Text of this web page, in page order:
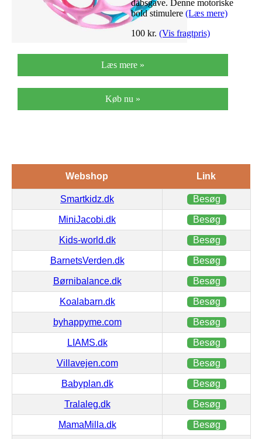
dåbsgave. Denne motoriske
bold stimulere (Læs mere)
100 kr. (Vis fragtpris)
Læs mere »
Køb nu »
Webshop Link
Smartkidz.dk Besøg
MiniJacobi.dk Besøg
Kids-world.dk Besøg
BarnetsVerden.dk Besøg
Børnibalance.dk Besøg
Koalabarn.dk Besøg
byhappyme.com Besøg
LIAMS.dk Besøg
Villavejen.com Besøg
Babyplan.dk Besøg
Tralaleg.dk Besøg
MamaMilla.dk Besøg